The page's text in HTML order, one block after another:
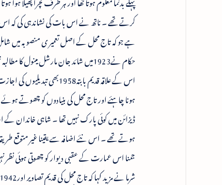
کرتے تھے ۔ ناتھ نے اس بات کی نشاندہی کی کہ
ہے جو کہ تاج محل کے اصل تعمیر ی منصوبہ میں
حکام نے1923میں شائد جان مارشل
اس کے علاقہ قدیم
ہونا چاہئے اور تاج محل کی بنیادوں کو چھوتے
ڈیزائن میں کوئی پارک نہیں تھا ۔ شاہی خاندان
ہوتے تھے ۔ اس نئے اضافہ سے یقینا غیر متوقع
جمنا اس عمارت کے عقبی دیوار کو چھوتی ہوئی نظر